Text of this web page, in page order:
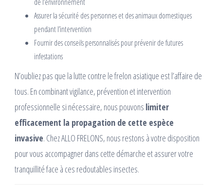
Assurer la sécurité des personnes et des animaux domestiques
pendant l’intervention
Fournir des conseils personnalisés pour prévenir de futures
infestations
N’oubliez pas que la lutte contre le frelon asiatique est l’affaire de
tous. En combinant vigilance, prévention et intervention
professionnelle si nécessaire, nous pouvons limiter
efficacement la propagation de cette espèce
invasive. Chez ALLO FRELONS, nous restons à votre disposition
pour vous accompagner dans cette démarche et assurer votre
tranquillité face à ces redoutables insectes.